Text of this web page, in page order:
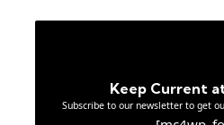
Keep Current
Subscribe to our newsletter to get